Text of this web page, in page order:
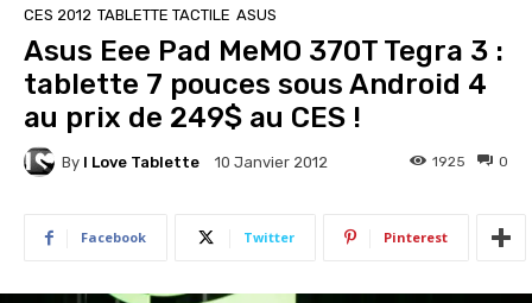
CES 2012 TABLETTE TACTILE ASUS
Asus Eee Pad MeMO 370T Tegra 3 :
tablette 7 pouces sous Android 4
au prix de 249$ au CES !
By I Love Tablette 10 Janvier 2012 0
1925
Facebook Twitter Pinterest